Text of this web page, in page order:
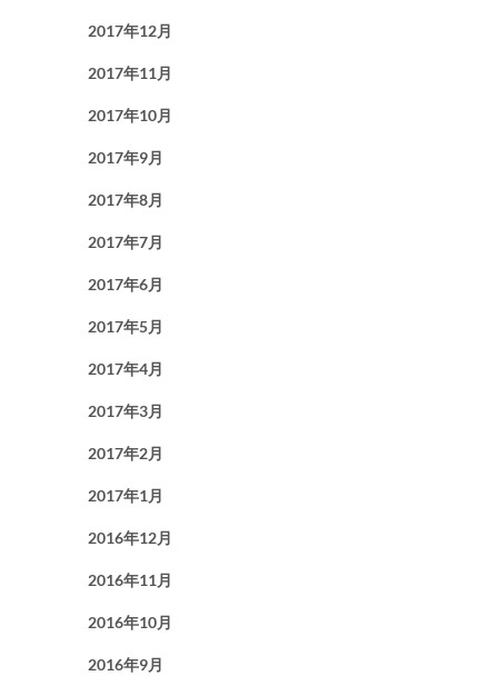
2017年12月
2017年11月
2017年10月
2017年9月
2017年8月
2017年7月
2017年6月
2017年5月
2017年4月
2017年3月
2017年2月
2017年1月
2016年12月
2016年11月
2016年10月
2016年9月